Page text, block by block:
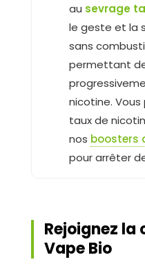
au sevrage
le geste et la
sans
permettant
nicotine.
taux de
nos boosters
pour arrêter
Rejoignez
Vape Bio